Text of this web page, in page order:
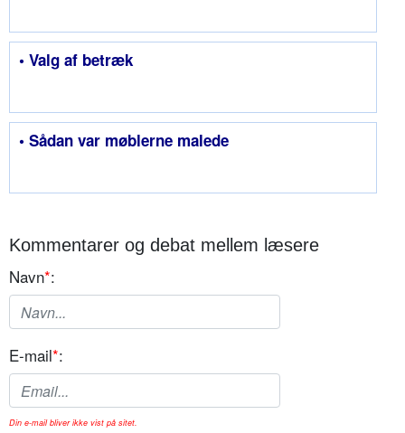
• Valg af betræk
• Sådan var møblerne malede
Kommentarer og debat mellem læsere
Navn*:
E-mail*:
Din e-mail bliver ikke vist på sitet.